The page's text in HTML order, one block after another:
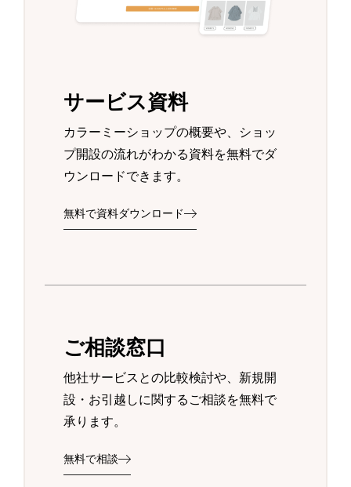
サービス資料
カラーミーショップの概要や、ショッ
プ開設の流れがわかる資料を無料でダ
ウンロードできます。
無料で資料ダウンロード
ご相談窓口
他社サービスとの比較検討や、新規開
設・お引越しに関するご相談を無料で
承ります。
無料で相談